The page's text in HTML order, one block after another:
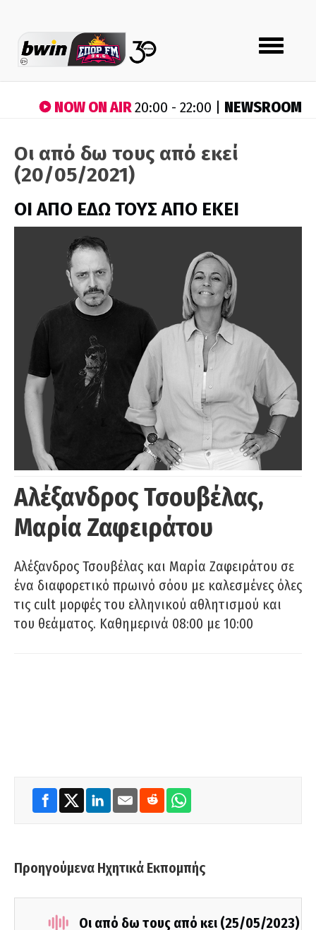
Toggle
navigation
NOW ON AIR20:00 - 22:00 | NEWSROOM
Οι από δω τους από εκεί
(20/05/2021)
ΟΙ ΑΠΟ ΕΔΩ ΤΟΥΣ ΑΠΟ ΕΚΕΙ
Αλέξανδρος Τσουβέλας,
Μαρία Ζαφειράτου
Αλέξανδρος Τσουβέλας και Μαρία Ζαφειράτου σε
ένα διαφορετικό πρωινό σόου με καλεσμένες όλες
τις cult μορφές του ελληνικού αθλητισμού και
του θεάματος. Καθημερινά 08:00 με 10:00
Προηγούμενα Ηχητικά Εκπομπής
Οι από δω τους από κει (25/05/2023)